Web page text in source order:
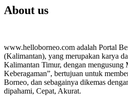
About us
www.helloborneo.com adalah Portal
(Kalimantan), yang merupakan karya
Kalimantan Timur, dengan mengusung
Keberagaman”, bertujuan untuk
Borneo, dan sebagainya dikemas
dipahami, Cepat, Akurat.